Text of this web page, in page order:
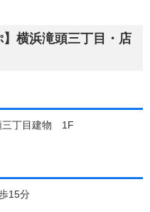
横浜滝頭三丁目・店
三丁目建物 1F
15分